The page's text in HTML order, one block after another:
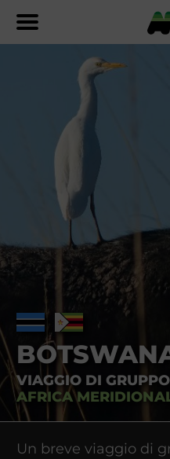
VIAGGIO DI GRUPPO
AFRICA
Un breve viaggio di